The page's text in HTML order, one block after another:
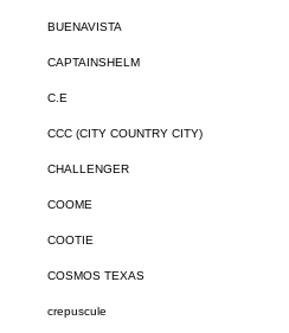
BUENAVISTA
CAPTAINSHELM
C.E
CCC (CITY COUNTRY CITY)
CHALLENGER
COOME
COOTIE
COSMOS TEXAS
crepuscule